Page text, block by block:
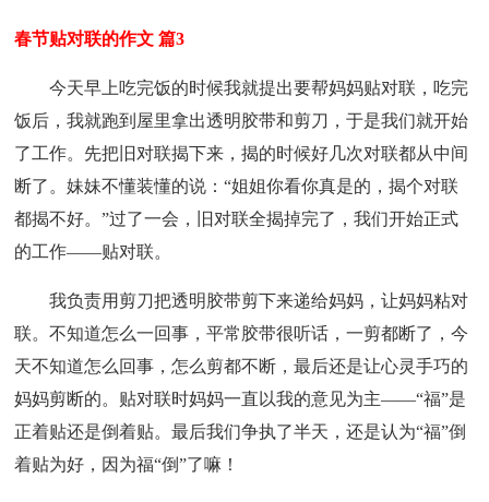
春节贴对联的作文 篇3
今天早上吃完饭的时候我就提出要帮妈妈贴对联，吃完
饭后，我就跑到屋里拿出透明胶带和剪刀，于是我们就开始
了工作。先把旧对联揭下来，揭的时候好几次对联都从中间
断了。妹妹不懂装懂的说：“姐姐你看你真是的，揭个对联
都揭不好。”过了一会，旧对联全揭掉完了，我们开始正式
的工作——贴对联。
我负责用剪刀把透明胶带剪下来递给妈妈，让妈妈粘对
联。不知道怎么一回事，平常胶带很听话，一剪都断了，今
天不知道怎么回事，怎么剪都不断，最后还是让心灵手巧的
妈妈剪断的。贴对联时妈妈一直以我的意见为主——“福”是
正着贴还是倒着贴。最后我们争执了半天，还是认为“福”倒
着贴为好，因为福“倒”了嘛！